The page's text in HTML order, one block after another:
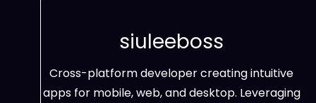
siuleeboss
Cross-platform developer creating intuitive
apps for mobile, web, and desktop. Leveraging